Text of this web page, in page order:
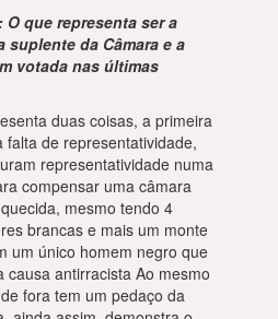
que representa ser a
suplente da Câmara e a
votada nas últimas
duas coisas, a primeira
falta de representatividade,
representatividade numa
compensar uma câmara
mesmo tendo 4
brancas e mais um monte
um único homem negro que
causa antirracista Ao mesmo
fora tem um pedaço da